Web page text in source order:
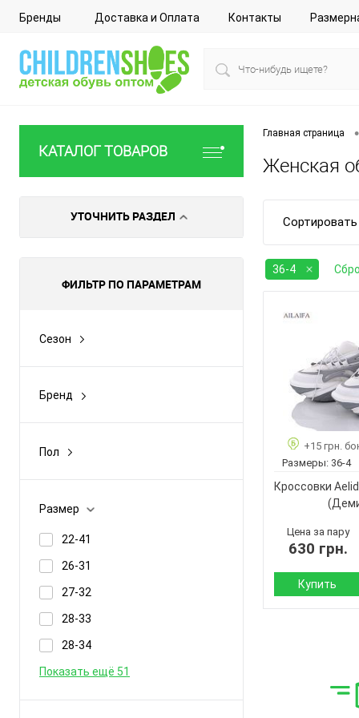
Бренды Доставка и Оплата Контакты
КАТАЛОГ ТОВАРОВ
УТОЧНИТЬ РАЗДЕЛ
ФИЛЬТР ПО ПАРАМЕТРАМ
Сезон
Бренд
AFLN
Показать ещё 444
Пол
Размер
22-41
26-31
27-32
28-33
28-34
Показать ещё 51
Главная страница •
Женская
Сортировать
36-4
+15 грн.
Размеры: 36-4
Кроссовки
Цена за пару
630 грн.
Купить